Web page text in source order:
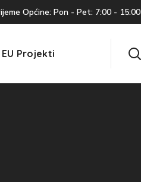
Općine: Pon - Pet: 7:00 - 15:00
EU Projekti